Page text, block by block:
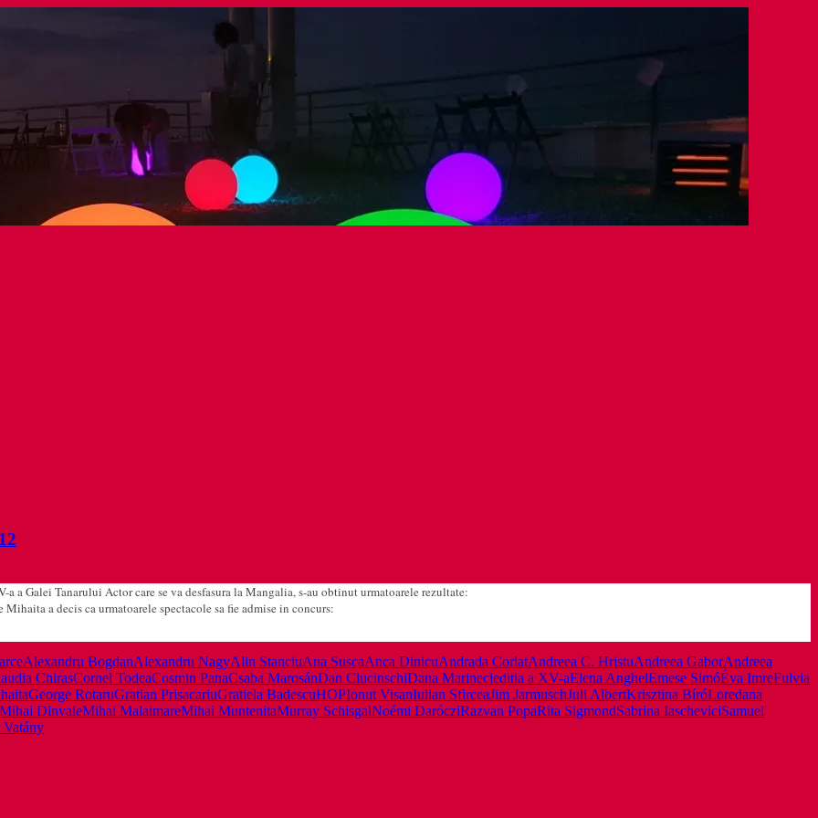
a Galei Tanarului Actor care se va desfasura la Mangalia, s-au obtinut urmatoarele rezultate:
a decis ca urmatoarele spectacole sa fie admise in concurs:
Alexandru BogdanAlexandru NagyAlin StanciuAna SuscaAnca DinicuAndrada CorlatAndreea C. HristuAndreea GaborAndreea
ChirasCornel TodeaCosmin PanaCsaba MarosánDan ClucinschiDana Marinecieditia a XV-aElena AnghelEmese SimóÉva ImreFulvia
George RotaruGratian PrisacariuGratiela BadescuHOPIonut VisanIulian SfirceaJim JarmuschJuli AlbertKrisztina BíróLoredana
Mihai DinvaleMihai MalaimareMihai MuntenitaMurray SchisgalNoémi DarócziRazvan PopaRita SigmondSabrina IascheviciSamuel
Vatány